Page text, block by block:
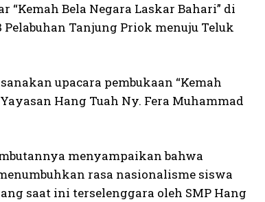
“Kemah Bela Negara Laskar Bahari” di
Tanjung Priok menuju Teluk
upacara pembukaan “Kemah
Hang Tuah Ny. Fera Muhammad
menyampaikan bahwa
rasa nasionalisme siswa
saat ini terselenggara oleh SMP Hang